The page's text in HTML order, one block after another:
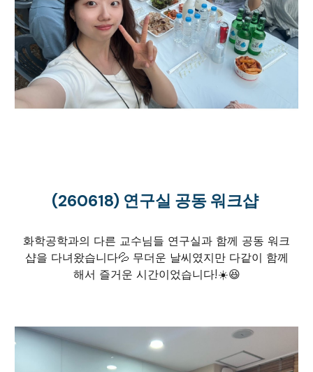
(260618) 연구실 공동 워크샵
화학공학과의 다른 교수님들 연구실과 함께 공동 워크
샵을 다녀왔습니다💦 무더운 날씨였지만 다같이 함께
해서 즐거운 시간이었습니다!☀️😆